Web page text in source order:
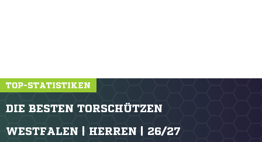
TOP-STATISTIKEN
DIE BESTEN TORSCHÜTZEN
WESTFALEN | HERREN | 26/27